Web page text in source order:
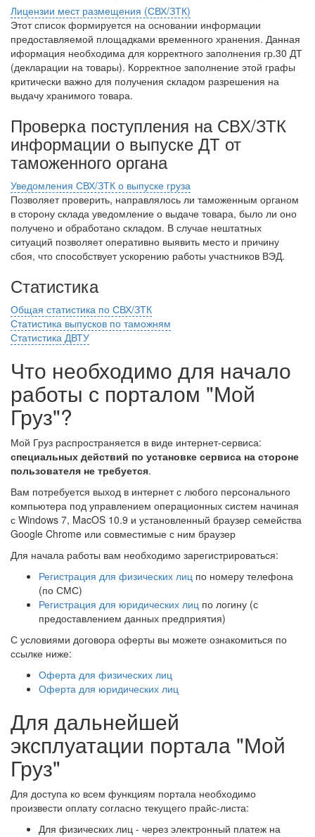
Лицензии мест размещения (СВХ/ЗТК)
Этот список формируется на основании информации
предоставляемой площадками временного хранения. Данная
иформация необходима для корректного заполнения гр.30 ДТ
(декларации на товары). Корректное заполнение этой графы
критически важно для получения складом разрешения на
выдачу хранимого товара.
Проверка поступления на СВХ/ЗТК
информации о выпуске ДТ от
таможенного органа
Уведомления СВХ/ЗТК о выпуске груза
Позволяет проверить, направлялось ли таможенным органом
в сторону склада уведомление о выдаче товара, было ли оно
получено и обработано складом. В случае нештатных
ситуаций позволяет оперативно выявить место и причину
сбоя, что способствует ускорению работы участников ВЭД.
Статистика
Общая статистика по СВХ/ЗТК
Статистика выпусков по таможням
Статистика ДВТУ
Что необходимо для начало
работы с порталом "Мой
Груз"?
Мой Груз распространяется в виде интернет-сервиса:
специальных действий по установке сервиса на стороне
пользователя не требуется.
Вам потребуется выход в интернет с любого персонального
компьютера под управлением операционных систем начиная
с Windows 7, MacOS 10.9 и установленный браузер семейства
Google Chrome или совместимые с ним браузер
Для начала работы вам необходимо зарегистрироваться:
Регистрация для физических лиц по номеру телефона
(по СМС)
Регистрация для юридических лиц по логину (с
предоставлением данных предприятия)
С условиями договора оферты вы можете ознакомиться по
ссылке ниже:
Оферта для физических лиц
Оферта для юридических лиц
Для дальнейшей
эксплуатации портала "Мой
Груз"
Для доступа ко всем функциям портала необходимо
произвести оплату согласно текущего прайс-листа:
Для физических лиц - через электронный платеж на